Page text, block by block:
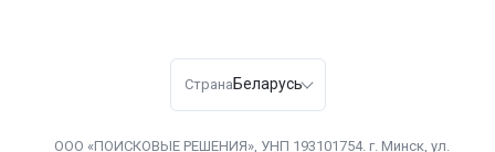
Страна Беларусь
ООО «ПОИСКОВЫЕ РЕШЕНИЯ», УНП 193101754. г. Минск, ул.